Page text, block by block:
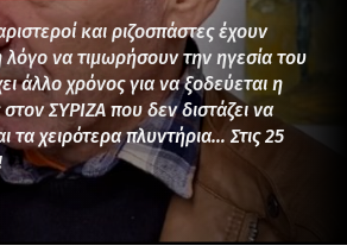
και ριζοσπάστες έχουν
να τιμωρήσουν την ηγεσία του
άλλο χρόνος για να ξοδεύεται η
ΣΥΡΙΖΑ που δεν διστάζει να
τα χειρότερα πλυντήρια… Στις 25